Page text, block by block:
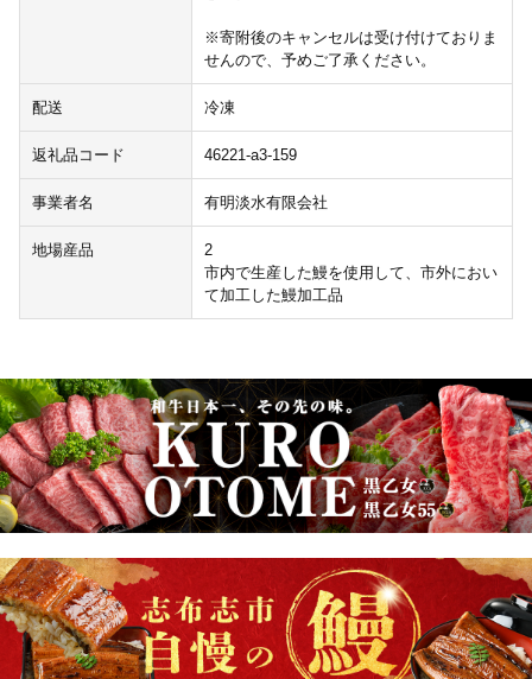
※寄附後のキャンセルは受け付けておりま
せんので、予めご了承ください。
配送 冷凍
返礼品コード 46221-a3-159
事業者名 有明淡水有限会社
地場産品
2
市内で生産した鰻を使用して、市外におい
て加工した鰻加工品